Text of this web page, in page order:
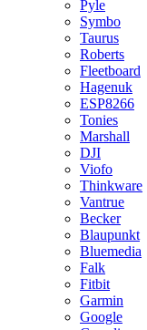
Pyle
Symbo
Taurus
Roberts
Fleetboard
Hagenuk
ESP8266
Tonies
Marshall
DJI
Viofo
Thinkware
Vantrue
Becker
Blaupunkt
Bluemedia
Falk
Fitbit
Garmin
Google